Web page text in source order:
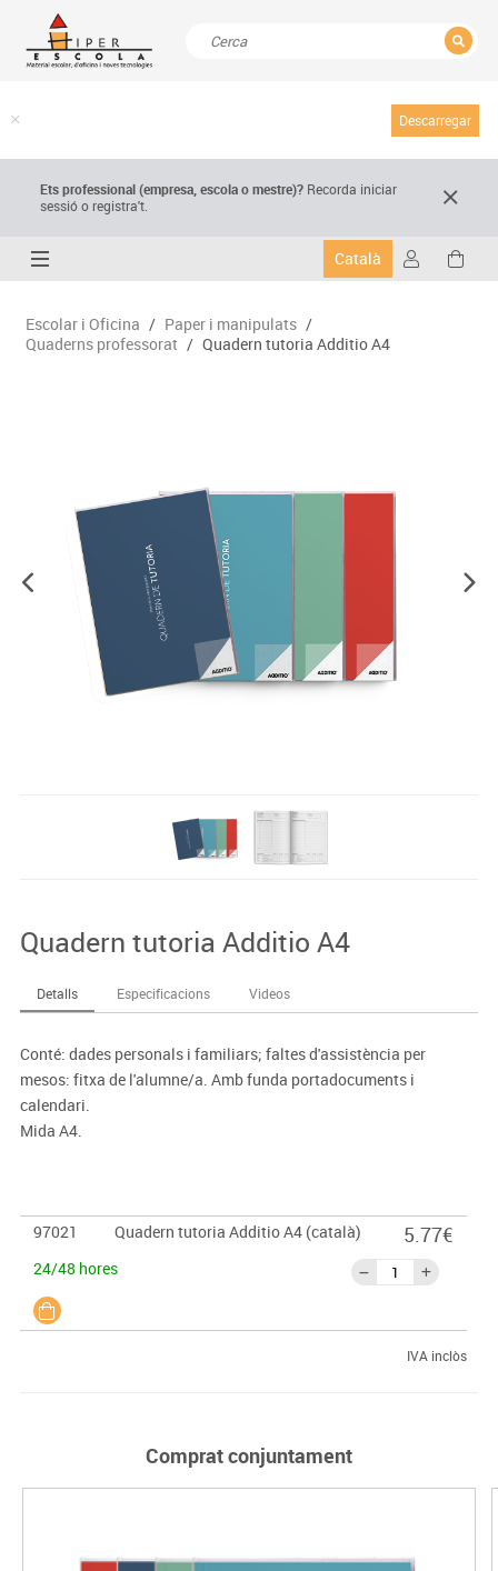
Descarregar
Ets professional (empresa,escola o mestre)? Recorda iniciar
sessió o registra't.
Català
Escolar i Oficina / Paper i manipulats /
Quaderns professorat / Quadern tutoria Additio A4
Quadern tutoria Additio A4
Detalls Especificacions Videos
Conté: dades personals i familiars; faltes d'assistència per
mesos: fitxa de l'alumne/a. Amb funda portadocuments i
calendari.
Mida A4.
97021
Quadern tutoria Additio A4 (català)
24/48 hores
5.77€
IVA inclòs
Comprat conjuntament